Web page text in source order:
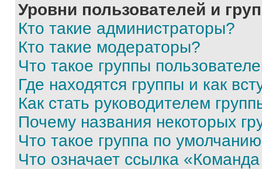
Уровни пользователей и
Кто такие администраторы?
Кто такие модераторы?
Что такое группы
Где находятся группы и как
Как стать руководителем
Почему названия некоторых
Что такое группа по
Что означает ссылка